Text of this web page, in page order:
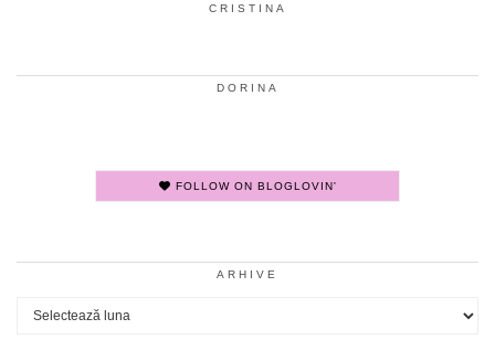
CRISTINA
DORINA
FOLLOW ON BLOGLOVIN'
ARHIVE
Arhive